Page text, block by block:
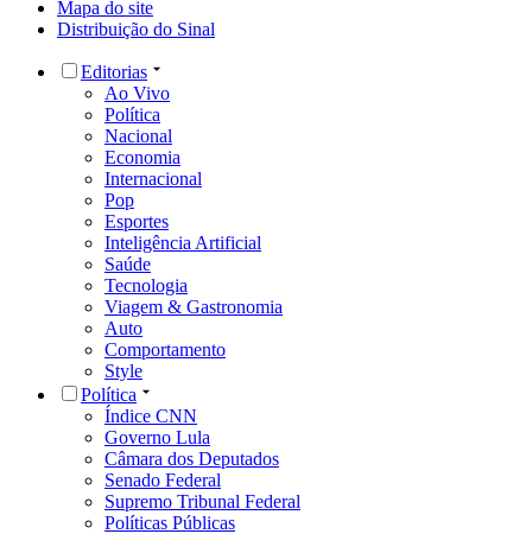
Mapa do site
Distribuição do Sinal
Editorias
Ao Vivo
Política
Nacional
Economia
Internacional
Pop
Esportes
Inteligência Artificial
Saúde
Tecnologia
Viagem & Gastronomia
Auto
Comportamento
Style
Política
Índice CNN
Governo Lula
Câmara dos Deputados
Senado Federal
Supremo Tribunal Federal
Políticas Públicas